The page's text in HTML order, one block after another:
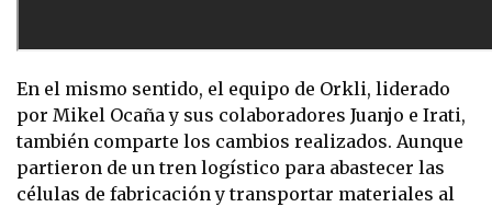
En el mismo sentido, el equipo de Orkli, liderado
por Mikel Ocaña y sus colaboradores Juanjo e Irati,
también comparte los cambios realizados. Aunque
partieron de un tren logístico para abastecer las
células de fabricación y transportar materiales al